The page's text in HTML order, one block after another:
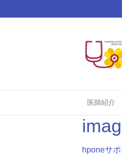
医師紹介
hponeサポ